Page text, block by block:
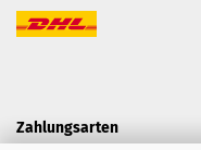
Zahlungsarten